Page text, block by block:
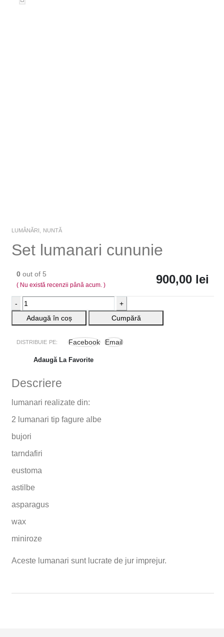
LUMÂNĂRI NUNTĂ
Set lumanari cununie
0 out of 5
( Nu există recenzii până acum. ) 900,00 lei
-
+
Adaugă în coș
Cumpără
DISTRIBUIE PE: Facebook Email
Adaugă La Favorite
Descriere
lumanari realizate din:
2 lumanari tip fagure albe
bujori
tarndafiri
eustoma
astilbe
asparagus
wax
miniroze
Aceste lumanari sunt lucrate de jur imprejur.